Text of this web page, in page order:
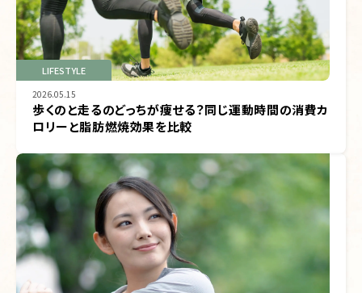
LIFESTYLE
2026.05.15
歩くのと走るのどっちが痩せる？同じ運動時間の消費カ
ロリーと脂肪燃焼効果を比較